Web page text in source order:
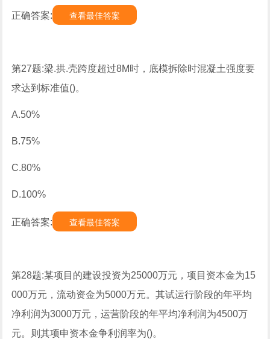
正确答案: 查看最佳答案
第27题:梁.拱.壳跨度超过8M时，底模拆除时混凝土强度要
求达到标准值()。
A.50%
B.75%
C.80%
D.100%
正确答案: 查看最佳答案
第28题:某项目的建设投资为25000万元，项目资本金为15
000万元，流动资金为5000万元。其试运行阶段的年平均
净利润为3000万元，运营阶段的年平均净利润为4500万
元。则其项申资本金争利润率为()。